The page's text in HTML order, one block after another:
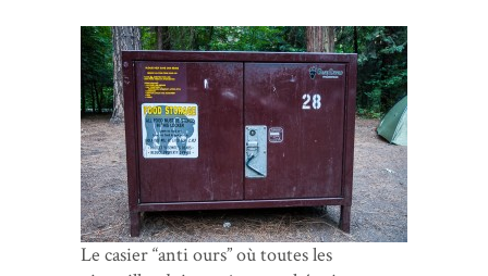
Le casier “anti ours” où toutes les